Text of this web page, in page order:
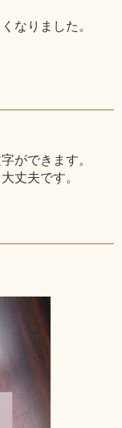
なりました。
ができます。
丈夫です。